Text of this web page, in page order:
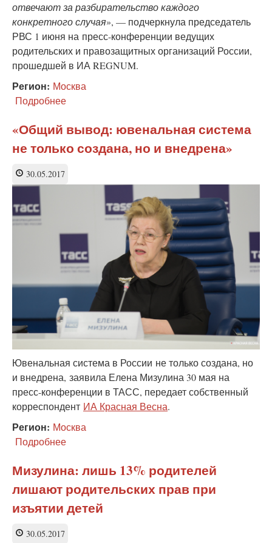
отвечают за разбирательство каждого
конкретного случая», — подчеркнула председатель
РВС 1 июня на пресс-конференции ведущих
родительских и правозащитных организаций России,
прошедшей в ИА REGNUM.
Регион: Москва
Подробнее
говорить
о
единицах
детей
«Общий вывод: ювенальная система
не только создана, но и внедрена»
30.05.2017
Ювенальная система в России не только создана, но
и внедрена, заявила Елена Мизулина 30 мая на
пресс-конференции в ТАСС, передает собственный
корреспондент ИА Красная Весна.
Регион: Москва
Подробнее
вывод:
ювенальная
система
только
Мизулина: лишь 13% родителей
лишают родительских прав при
изъятии детей
30.05.2017